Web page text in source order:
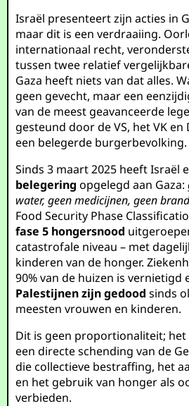
Israël presenteert zijn acties in
maar dit is een verdraaiing.
internationaal recht,
tussen twee relatief
Gaza heeft niets van dat alles.
geen gevecht, maar een
van de meest geavanceerde
gesteund door de VS, het VK
een belegerde burgerbevolking.
Sinds 3 maart 2025 heeft Israël
belegering opgelegd aan Gaza:
water, geen medicijnen, geen
Food Security Phase
fase 5 hongersnood
catastrofale niveau – met
kinderen van de honger.
90% van de huizen is vernietigd
Palestijnen zijn gedood sinds
meesten vrouwen en kinderen.
Dit is geen proportionaliteit;
een directe schending van de
die collectieve bestraffing, het
en het gebruik van honger als
verbieden.